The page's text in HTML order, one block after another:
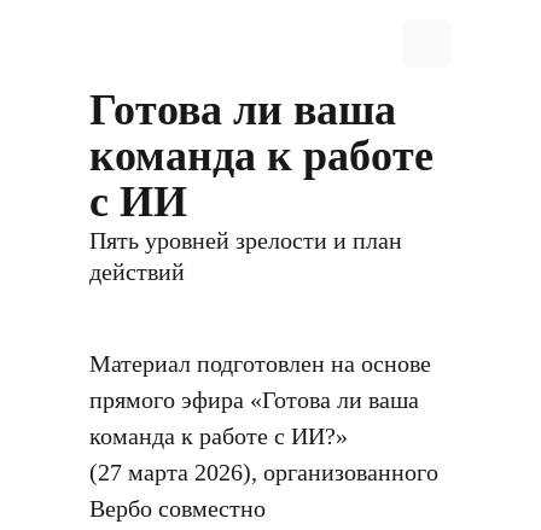
Готова ли ваша
команда к работе
с ИИ
Пять уровней зрелости и план
действий
Материал подготовлен на основе
прямого эфира «Готова ли ваша
команда к работе с ИИ?»
(27 марта 2026), организованного
Вербо совместно